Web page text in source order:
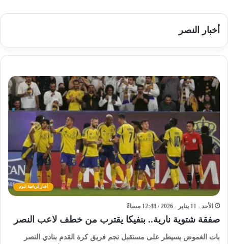
أخبار النصر
أخبار الرياضة اليوم
الأحد - 11 يناير - 2026 / 12:48 مساءً
صفقة شتوية نارية.. بنفيكا يقترب من خطف لاعب النصر
بات الغموض يسيطر على مستقبل نجم فريق كرة القدم بنادي النصر